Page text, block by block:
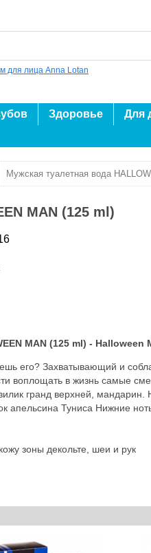
для лица Anna Lotan
Здоровье
Для
Мужская туалетная вода
MAN (125 ml)
MAN (125 ml) -
его? Захватывающий и
воплощать в жизнь самые
гранд верхней,
апельсина Туниса Нижние
зоны декольте, шеи и рук